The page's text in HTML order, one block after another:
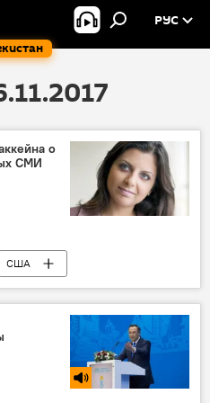
РУС
о
СМИ
США